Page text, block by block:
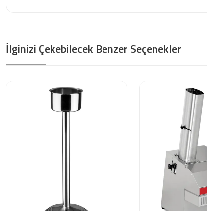
İlginizi Çekebilecek Benzer Seçenekler